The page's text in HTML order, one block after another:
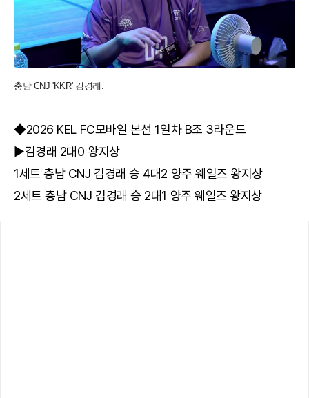
충남 CNJ 'KKR' 김경래.
◆2026 KEL FC모바일 본선 1일차 B조 3라운드
▶김경래 2대0 왕지상
1세트 충남 CNJ 김경래 승 4대2 양주 웨일즈 왕지상
2세트 충남 CNJ 김경래 승 2대1 양주 웨일즈 왕지상